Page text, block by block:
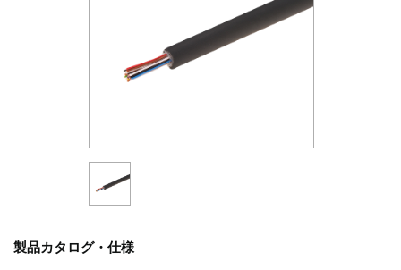
製品カタログ・仕様